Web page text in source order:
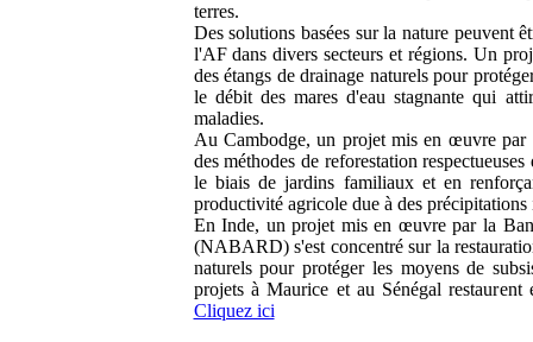
terres.
Des solutions basées sur la nature peuvent
l'AF dans divers secteurs et régions. Un
des étangs de drainage naturels pour
le débit des mares d'eau stagnante qui
maladies.
Au Cambodge, un projet mis en œuvre
des méthodes de reforestation
le biais de jardins familiaux et en
productivité agricole due à des précipitations
En Inde, un projet mis en œuvre par la
(NABARD) s'est concentré sur la
naturels pour protéger les moyens de
projets à Maurice et au Sénégal
Cliquez ici